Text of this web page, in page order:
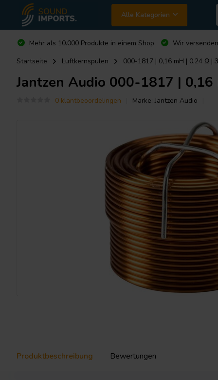
Alle Kategorien
Mehr als 10.000 Produkte in einem Shop Wir
Startseite
Luftkernspulen 000-1817 | 0,16 mH | 0,24 Ω |
Jantzen Audio 000-1817 |
0 klantbeoordelingen Marke: Jantzen Audio
Produktbeschreibung Bewertungen